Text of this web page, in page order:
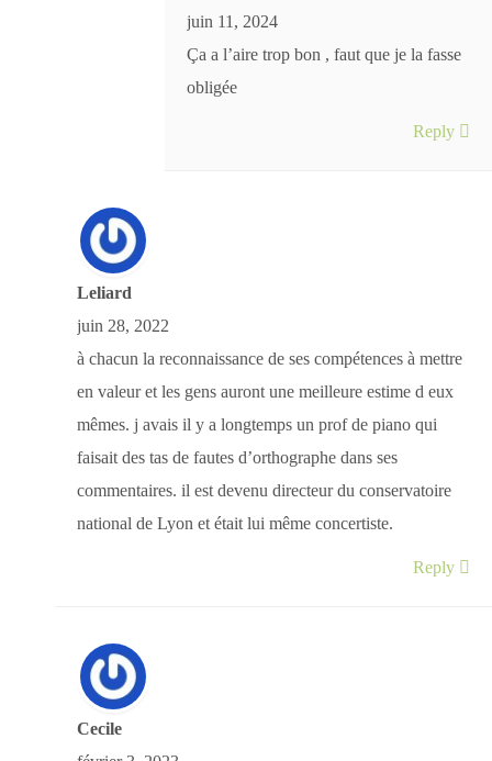
juin 11, 2024
Ça a l’aire trop bon , faut que je la fasse
obligée
Reply
Leliard
juin 28, 2022
à chacun la reconnaissance de ses compétences à mettre
en valeur et les gens auront une meilleure estime d eux
mêmes. j avais il y a longtemps un prof de piano qui
faisait des tas de fautes d’orthographe dans ses
commentaires. il est devenu directeur du conservatoire
national de Lyon et était lui même concertiste.
Reply
Cecile